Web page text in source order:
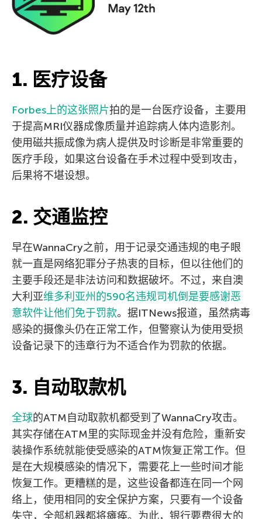
1. 医疗设备
Forbes上的这张照片拍的是一台医疗设备，主要用
于提高MRI仪器成像质量并追踪病人体内造影剂。
使用磁共振成像为病人提供及时诊断是非常重要的
医疗手段，如果这台设备在手术过程中受到攻击，
后果将不堪设想。
2. 交通监控
早在WannaСry之前，用于记录交通违规的电子眼
就一直是网络犯罪分子热衷的目标，但以往他们的
主要手段还是非法访问和数据破坏。不过，来自澳
大利亚维多利亚州的590名违规司机倒是要感谢恶
意软件让他们免于罚款。据ITNews报道，虽然病毒
感染的摄像头仍在正常工作，但警察认为使用受损
设备记录下的违章行为不适合作为罚款的依据。
3. 自动取款机
全球的ATM自动取款机都受到了WannaCry攻击。
其实存储在ATM里的实际现金并没有危险，重新安
装操作系统就能使受感染的ATM恢复正常工作。但
是在大规模感染的情况下，需要花上一些时间才能
恢复工作。更糟糕的是，这些设备都连在同一个网
络上，使用相同的安全保护方案，只要有一个设备
失守，全部机器都将瘫痪。为此，银行要费很大的